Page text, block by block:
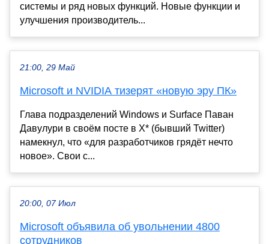
системы и ряд новых функций. Новые функции и
улучшения производитель...
21:00, 29 Май
Microsoft и NVIDIA тизерят «новую эру ПК»
Глава подразделений Windows и Surface Паван
Давулури в своём посте в X* (бывший Twitter)
намекнул, что «для разработчиков грядёт нечто
новое». Свои с...
20:00, 07 Июл
Microsoft объявила об увольнении 4800
сотрудников